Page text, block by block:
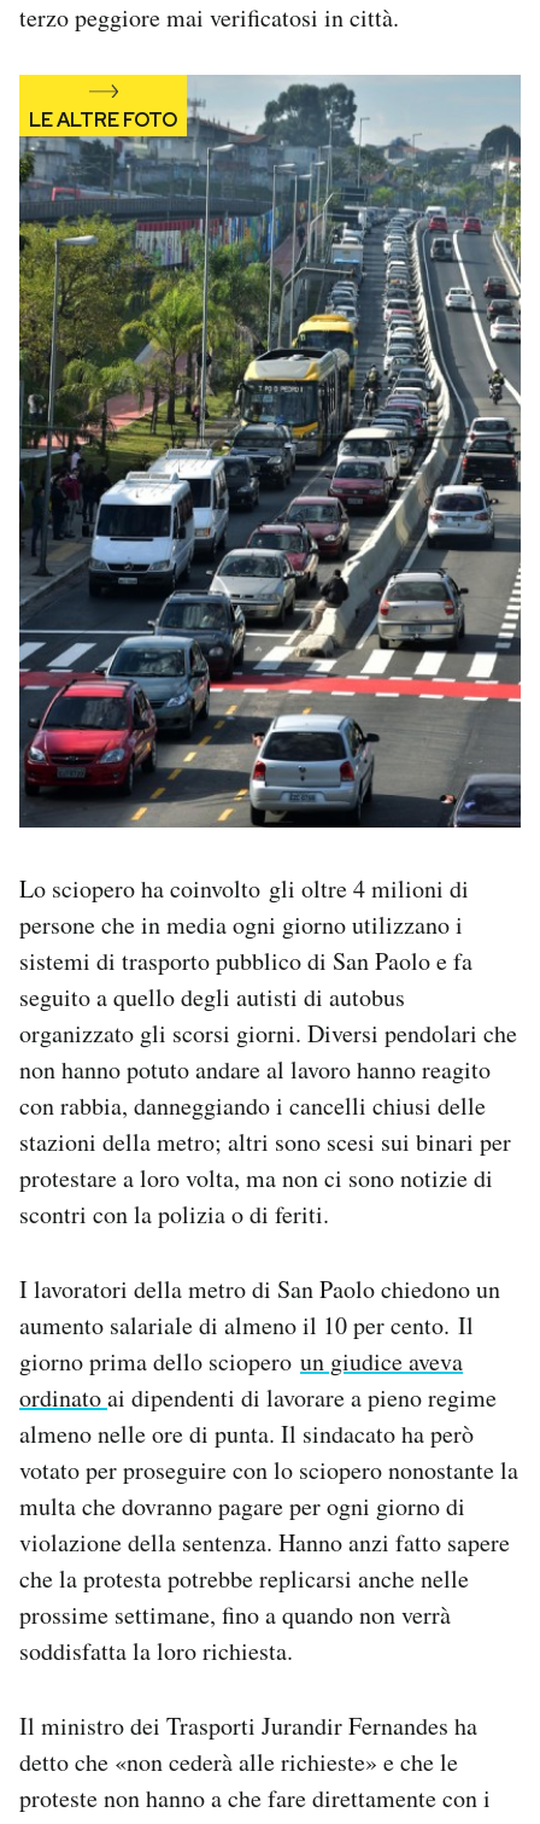
terzo peggiore mai verificatosi in città.
Lo sciopero ha coinvolto gli oltre 4 milioni di
persone che in media ogni giorno utilizzano i
sistemi di trasporto pubblico di San Paolo e fa
seguito a quello degli autisti di autobus
organizzato gli scorsi giorni. Diversi pendolari che
non hanno potuto andare al lavoro hanno reagito
con rabbia, danneggiando i cancelli chiusi delle
stazioni della metro; altri sono scesi sui binari per
protestare a loro volta, ma non ci sono notizie di
scontri con la polizia o di feriti.
I lavoratori della metro di San Paolo chiedono un
aumento salariale di almeno il 10 per cento. Il
giorno prima dello sciopero un giudice aveva
ordinatoai dipendenti di lavorare a pieno regime
almeno nelle ore di punta. Il sindacato ha però
votato per proseguire con lo sciopero nonostante la
multa che dovranno pagare per ogni giorno di
violazione della sentenza. Hanno anzi fatto sapere
che la protesta potrebbe replicarsi anche nelle
prossime settimane, fino a quando non verrà
soddisfatta la loro richiesta.
Il ministro dei Trasporti Jurandir Fernandes ha
detto che «non cederà alle richieste» e che le
proteste non hanno a che fare direttamente con i